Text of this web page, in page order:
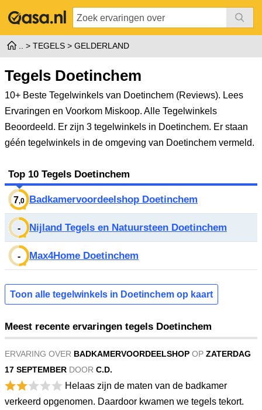
TEGELS GELDERLAND
Tegels Doetinchem
10+ Beste Tegelwinkels van Doetinchem (Reviews). Lees
Ervaringen en Voorkom Miskoop. Alle Tegelwinkels
Beoordeeld. Er zijn 3 tegelwinkels in Doetinchem. Er staan
géén tegelwinkels in de omgeving van Doetinchem vermeld.
Top 10 Tegels Doetinchem
7,0 Badkamervoordeelshop Doetinchem
- Nijland Tegels en Natuursteen Doetinchem
- Max4Home Doetinchem
Toon alle tegelwinkels in Doetinchem op kaart
Meest recente ervaringen tegels Doetinchem
ERVARING OVER BADKAMERVOORDEELSHOP OP ZATERDAG
17 SEPTEMBER DOOR C.D.
Helaas zijn de maten van de badkamer
verkeerd opgenomen. Daardoor kwamen we tegels tekort.